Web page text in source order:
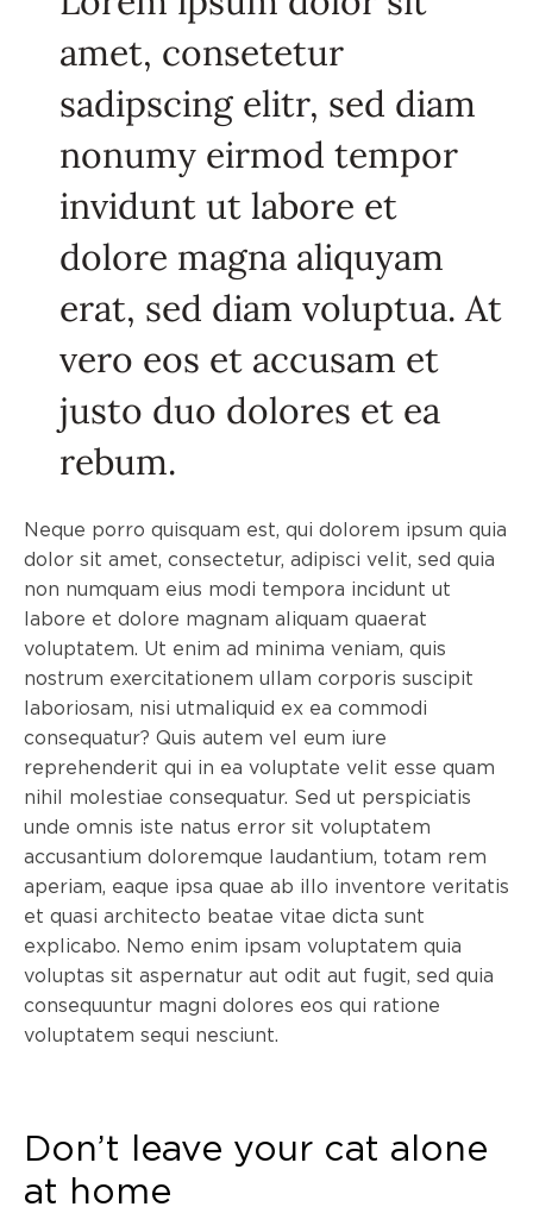
amet, consetetur
sadipscing elitr, sed diam
nonumy eirmod tempor
invidunt ut labore et
dolore magna aliquyam
erat, sed diam voluptua. At
vero eos et accusam et
justo duo dolores et ea
rebum.
Neque porro quisquam est, qui dolorem ipsum quia
dolor sit amet, consectetur, adipisci velit, sed quia
non numquam eius modi tempora incidunt ut
labore et dolore magnam aliquam quaerat
voluptatem. Ut enim ad minima veniam, quis
nostrum exercitationem ullam corporis suscipit
laboriosam, nisi utmaliquid ex ea commodi
consequatur? Quis autem vel eum iure
reprehenderit qui in ea voluptate velit esse quam
nihil molestiae consequatur. Sed ut perspiciatis
unde omnis iste natus error sit voluptatem
accusantium doloremque laudantium, totam rem
aperiam, eaque ipsa quae ab illo inventore veritatis
et quasi architecto beatae vitae dicta sunt
explicabo. Nemo enim ipsam voluptatem quia
voluptas sit aspernatur aut odit aut fugit, sed quia
consequuntur magni dolores eos qui ratione
voluptatem sequi nesciunt.
Don’t leave your cat alone
at home